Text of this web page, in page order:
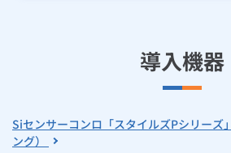
導入機器
Siセンサーコンロ「スタイルズPシリーズ
ング）